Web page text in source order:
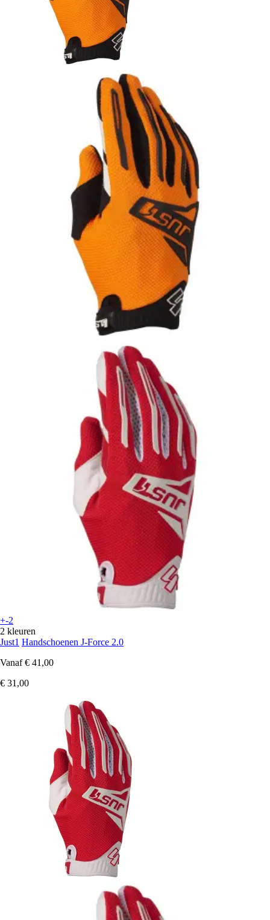
+-2
2 kleuren
Just1 Handschoenen J-Force 2.0
Vanaf € 41,00
€ 31,00